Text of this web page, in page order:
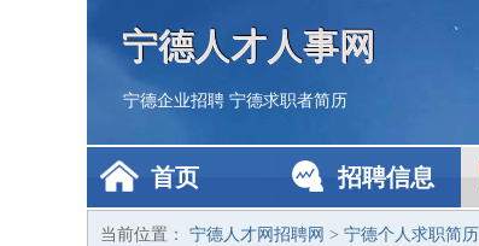
宁德人才人事网
宁德企业招聘 宁德求职者简历
首页 招聘信息
当前位置： 宁德人才网招聘网 > 宁德个人求职简历